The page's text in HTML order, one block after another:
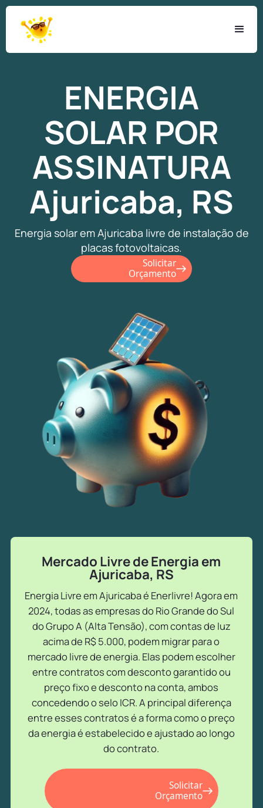
ENERGIA
SOLAR POR
ASSINATURA
Ajuricaba, RS
Energia solar em Ajuricaba livre de instalação de
placas fotovoltaicas.
Solicitar
Orçamento
Mercado Livre de Energia em
Ajuricaba, RS
Energia Livre em Ajuricaba é Enerlivre! Agora em
2024, todas as empresas do Rio Grande do Sul
do Grupo A (Alta Tensão), com contas de luz
acima de R$ 5.000, podem migrar para o
mercado livre de energia. Elas podem escolher
entre contratos com desconto garantido ou
preço fixo e desconto na conta, ambos
concedendo o selo ICR. A principal diferença
entre esses contratos é a forma como o preço
da energia é estabelecido e ajustado ao longo
do contrato.
Solicitar
Orçamento